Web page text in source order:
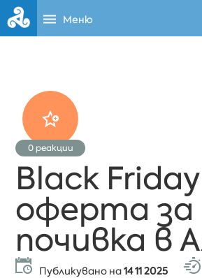
Меню
0реакции
Black Friday
оферта за
почивка в
Публикувано на14 11 2025